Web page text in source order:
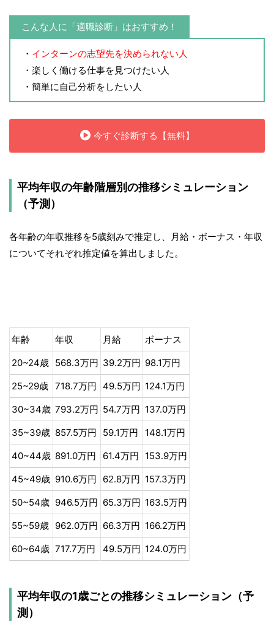
こんな人に「適職診断」はおすすめ！
・ インターンの志望先を決められない人
・楽しく働ける仕事を見つけたい人
・簡単に自己分析をしたい人
今すぐ診断する【無料】
平均年収の年齢階層別の推移シミュレーション
（予測）
各年齢の年収推移を5歳刻みで推定し、月給・ボーナス・年収
についてそれぞれ推定値を算出しました。
年齢 年収 月給
ボーナス
20~24歳 568.3万円 39.2万円 98.1万円
25~29歳 718.7万円 49.5万円 124.1万円
30~34歳 793.2万円 54.7万円 137.0万円
35~39歳 857.5万円 59.1万円
148.1万円
40~44歳 891.0万円 61.4万円
153.9万円
45~49歳 910.6万円 62.8万円 157.3万円
50~54歳 946.5万円 65.3万円 163.5万円
55~59歳 962.0万円 66.3万円 166.2万円
60~64歳 717.7万円 49.5万円 124.0万円
平均年収の1歳ごとの推移シミュレーション（予
測）